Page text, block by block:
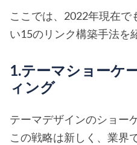
ここでは、2022年現在で
い15のリンク構築手法を
1.テーマショーケ
ィング
テーマデザインのショー
この戦略は新しく、業界